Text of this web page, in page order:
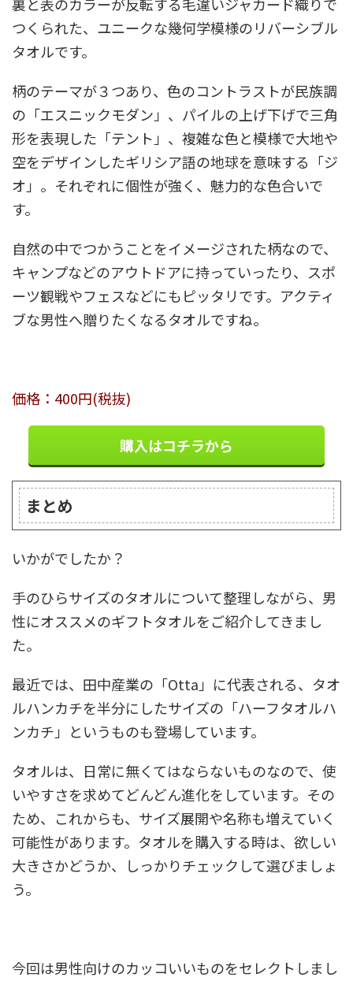
つくられた、ユニークな幾何学模様のリバーシブル
タオルです。
柄のテーマが３つあり、色のコントラストが民族調
の「エスニックモダン」、パイルの上げ下げで三角
形を表現した「テント」、複雑な色と模様で大地や
空をデザインしたギリシア語の地球を意味する「ジ
オ」。それぞれに個性が強く、魅力的な色合いで
す。
自然の中でつかうことをイメージされた柄なので、
キャンプなどのアウトドアに持っていったり、スポ
ーツ観戦やフェスなどにもピッタリです。アクティ
ブな男性へ贈りたくなるタオルですね。
価格：400円(税抜)
購入はコチラから
まとめ
いかがでしたか？
手のひらサイズのタオルについて整理しながら、男
性にオススメのギフトタオルをご紹介してきまし
た。
最近では、田中産業の「Otta」に代表される、タオ
ルハンカチを半分にしたサイズの「ハーフタオルハ
ンカチ」というものも登場しています。
タオルは、日常に無くてはならないものなので、使
いやすさを求めてどんどん進化をしています。その
ため、これからも、サイズ展開や名称も増えていく
可能性があります。タオルを購入する時は、欲しい
大きさかどうか、しっかりチェックして選びましょ
う。
今回は男性向けのカッコいいものをセレクトしまし